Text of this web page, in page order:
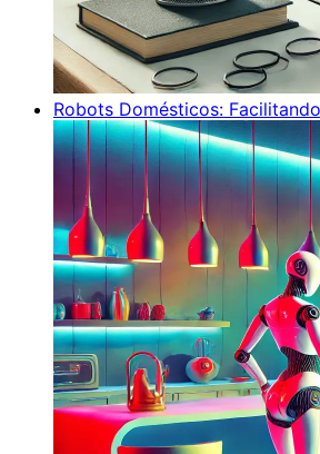
Robots Domésticos: